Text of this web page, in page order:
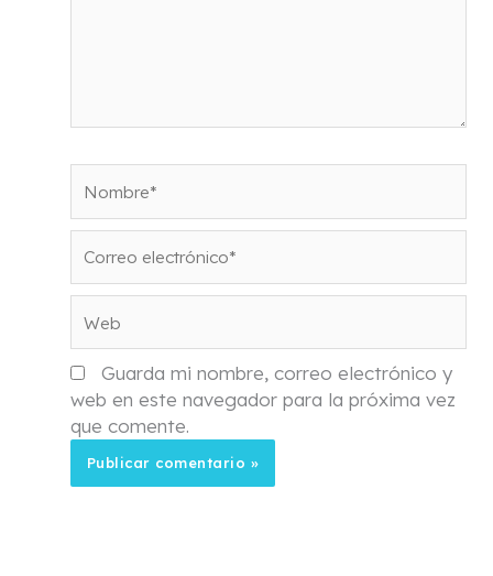
electrónico*
Guarda mi nombre, correo electrónico y
web en este navegador para la próxima vez
que comente.